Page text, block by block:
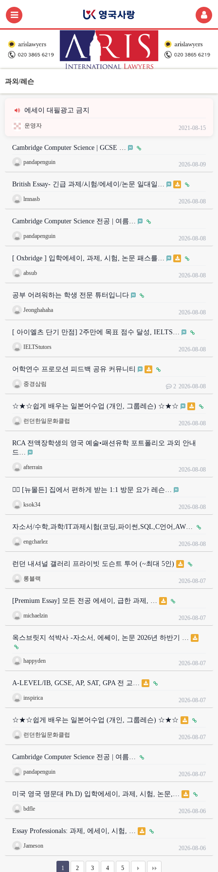
과외/레슨
에세이 대필광고 금지
운영자 2021-08-15
Cambridge Computer Science | GCSE …
pandapenguin 2026-08-09
British Essay- 긴급 과제/시험/에세이/논문 일대일…
lmnasb 2026-08-08
Cambridge Computer Science 전공 | 여름…
pandapenguin 2026-08-08
[ Oxbridge ] 입학에세이, 과제, 시험, 논문 패스를…
absub 2026-08-08
공부 어려워하는 학생 전문 튜터입니다
Jeonghahaha 2026-08-08
[ 아이엘츠 단기 만점] 2주만에 목표 점수 달성, IELTS…
IELTStutors 2026-08-08
어학연수 프로모션 피드백 공유 커뮤니티
중경삼림 2 2026-08-08
☆★☆쉽게 배우는 일본어수업 (개인, 그룹레슨) ☆★☆
런던한일문화클럽 2026-08-08
RCA 전액장학생의 영국 예술•패션유학 포트폴리오 과외 안내
드…
afterrain 2026-08-08
🧘‍♀️ [뉴몰든] 집에서 편하게 받는 1:1 방문 요가 레슨…
ksok34 2026-08-08
자소서/수학,과학/IT과제시험(코딩,파이썬,SQL,C언어,AW…
engcharlez 2026-08-08
런던 내셔널 갤러리 프라이빗 도슨트 투어 (~최대 5인)
롱블랙 2026-08-07
[Premium Essay] 모든 전공 에세이, 급한 과제, …
michaelzin 2026-08-07
옥스브릿지 석박사 -자소서, 에쎄이, 논문 2026년 하반기 …
happyden 2026-08-07
A-LEVEL/IB, GCSE, AP, SAT, GPA 전 교…
inspirica 2026-08-07
☆★☆쉽게 배우는 일본어수업 (개인, 그룹레슨) ☆★☆
런던한일문화클럽 2026-08-07
Cambridge Computer Science 전공 | 여름…
pandapenguin 2026-08-07
미국 영국 명문대 Ph.D) 입학에세이, 과제, 시험, 논문,…
bdfle 2026-08-06
Essay Professionals: 과제, 에세이, 시험, …
Jameson 2026-08-06
1 2 3 4 5